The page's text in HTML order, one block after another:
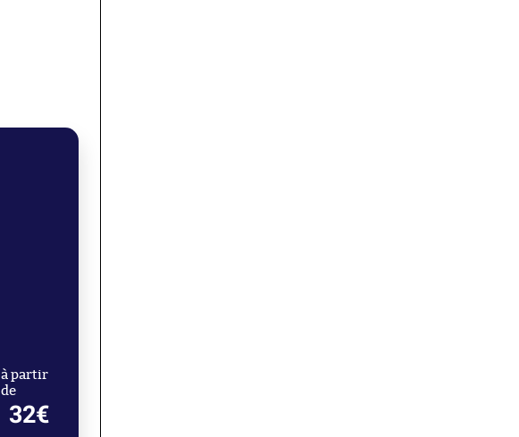
à partir
de
32€